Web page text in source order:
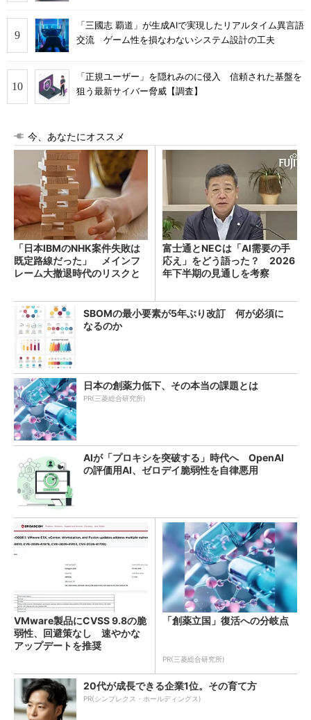
「三國志 覇道」が生成AIで実現したリアルタイム異言語
交流 ゲーム性を損なわないシステム設計の工夫
「正規ユーザー」を隠れみのに侵入 信頼された基盤を
狙う最新サイバー脅威【調査】
今、あなたにオススメ
「日本IBMのNHK案件失敗は
既定路線だった」 メインフ
レーム大撤退時代のリスクと
富士通とNECは「AI需要の手
応え」をどう語った？ 2026
年下半期の見通しを考察
SBOMの最小要素が5年ぶり改訂 何が必須に
なるのか
日本の創薬力低下、その本当の課題とは
PR(三菱総合研究所)
AIが「プロキシを突破する」時代へ OpenAI
の評価用AI、ゼロデイ脆弱性を自律悪用
VMware製品にCVSS 9.8の脆
弱性、回避策なし 速やかな
アップデートを推奨
「創薬立国」復活への分岐点
PR(三菱総合研究所)
20代が成長できる企業1位。その育て方
PR(シンプレクス・ホールディングス)